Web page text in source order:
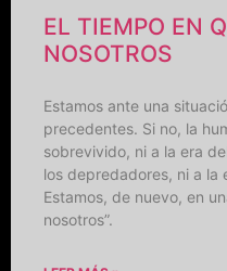
EL TIEMPO EN
NOSOTROS
Estamos ante una
precedentes. Si no, la
sobrevivido, ni a la era
los depredadores, ni a la
Estamos, de nuevo, en
nosotros”.